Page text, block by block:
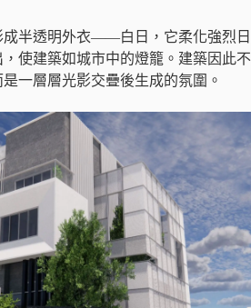
成半透明外衣——白日，它柔化強烈日
使建築如城市中的燈籠。建築因此不
一層層光影交疊後生成的氛圍。